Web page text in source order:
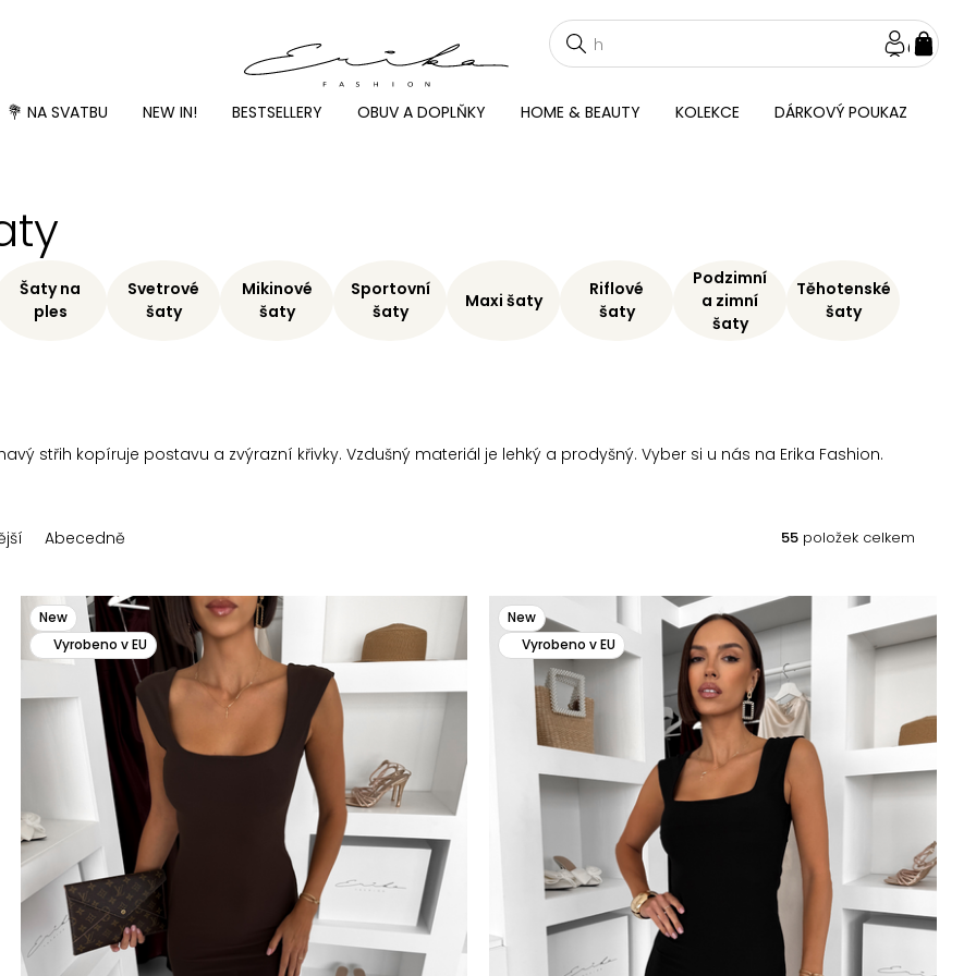
💐 NA SVATBU NEW IN! BESTSELLERY OBUV A DOPLŇKY HOME & BEAUTY KOLEKCE DÁRKOVÝ POUKAZ
střih kopíruje postavu a zvýrazní křivky. Vzdušný materiál je lehký a prodyšný. Vyber si u nás na Erika Fashion.
Šaty na
ples
Svetrové
šaty
Mikinové
šaty
Sportovní
šaty
Maxi šaty
Riflové
šaty
Podzimní
a zimní
šaty
Těhotenské
šaty
Abecedně 55 položek celkem
New
Vyrobeno v EU
New
Vyrobeno v EU